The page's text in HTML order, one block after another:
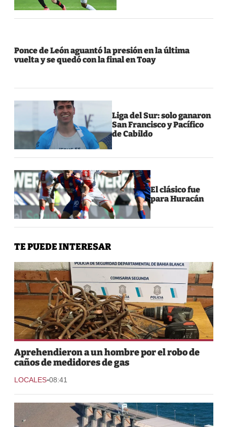
Ponce de León aguantó la presión en la última
vuelta y se quedó con la final en Toay
Liga del Sur: solo ganaron
San Francisco y Pacífico
de Cabildo
El clásico fue
para Huracán
TE PUEDE INTERESAR
Aprehendieron a un hombre por el robo de
caños de medidores de gas
LOCALES-08:41